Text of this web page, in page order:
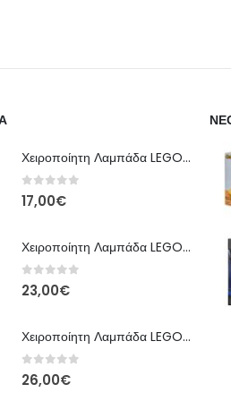
Χειροποίητη Λαμπάδα LEGO – Έκδοση Classic Brick
0out of 5
17,00€
Χειροποίητη Λαμπάδα LEGO – Kai Ninjago
0 out of 5
23,00€
Χειροποίητη Λαμπάδα LEGO – Floral Bloom Edition
0 out of 5
26,00€